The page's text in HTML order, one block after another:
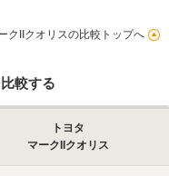
クIIクオリスの比較トップへ
較する
トヨタ
マークIIクオリス